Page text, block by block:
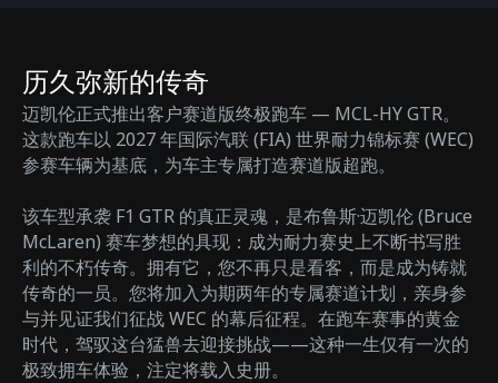
历久弥新的传奇
迈凯伦正式推出客户赛道版终极跑车 — MCL-HY GTR。
这款跑车以 2027 年国际汽联 (FIA) 世界耐力锦标赛 (WEC)
参赛车辆为基底，为车主专属打造赛道版超跑。
该车型承袭 F1 GTR 的真正灵魂，是布鲁斯·迈凯伦 (Bruce
McLaren) 赛车梦想的具现：成为耐力赛史上不断书写胜
利的不朽传奇。拥有它，您不再只是看客，而是成为铸就
传奇的一员。您将加入为期两年的专属赛道计划，亲身参
与并见证我们征战 WEC 的幕后征程。在跑车赛事的黄金
时代，驾驭这台猛兽去迎接挑战——这种一生仅有一次的
极致拥车体验，注定将载入史册。